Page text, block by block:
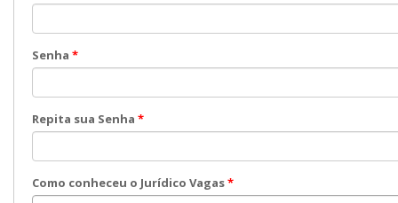
Senha *
Repita sua Senha *
Como conheceu o Jurídico Vagas*